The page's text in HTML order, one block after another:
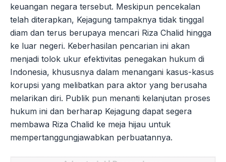
keuangan negara tersebut. Meskipun pencekalan
telah diterapkan, Kejagung tampaknya tidak tinggal
diam dan terus berupaya mencari Riza Chalid hingga
ke luar negeri. Keberhasilan pencarian ini akan
menjadi tolok ukur efektivitas penegakan hukum di
Indonesia, khususnya dalam menangani kasus-kasus
korupsi yang melibatkan para aktor yang berusaha
melarikan diri. Publik pun menanti kelanjutan proses
hukum ini dan berharap Kejagung dapat segera
membawa Riza Chalid ke meja hijau untuk
mempertanggungjawabkan perbuatannya.